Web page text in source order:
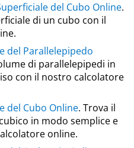
del Cubo Online.
di un cubo con il
del Parallelepipedo
di parallelepipedi in
con il nostro calcolatore
del Cubo Online. Trova il
in modo semplice e
online.